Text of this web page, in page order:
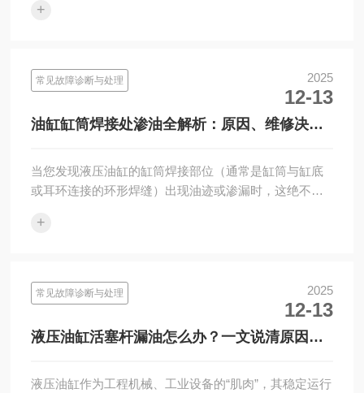
运行，活塞杆或端···
+
常见故障诊断与处理 2025
12-13
油缸缸筒焊接处渗油全解析：原因、维修决策
当您发现液压油缸的缸筒焊接部位（通常是缸筒与缸底
或耳环连接的环形焊缝）出现油迹或渗漏时，这绝不是
筒焊接处渗油直接···
+
常见故障诊断与处理 2025
12-13
液压油缸活塞杆漏油怎么办？一文说清原因、
液压油缸作为工程机械、工业设备的“肌肉”，其稳定运行